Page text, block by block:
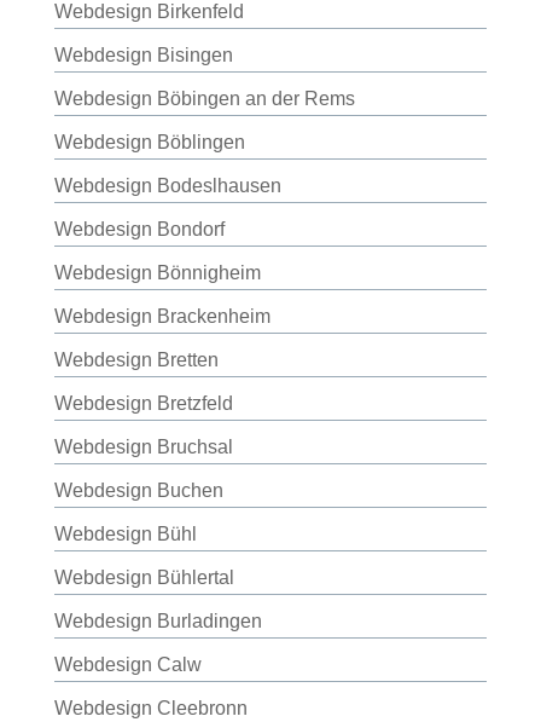
Webdesign Birkenfeld
Webdesign Bisingen
Webdesign Böbingen an der Rems
Webdesign Böblingen
Webdesign Bodeslhausen
Webdesign Bondorf
Webdesign Bönnigheim
Webdesign Brackenheim
Webdesign Bretten
Webdesign Bretzfeld
Webdesign Bruchsal
Webdesign Buchen
Webdesign Bühl
Webdesign Bühlertal
Webdesign Burladingen
Webdesign Calw
Webdesign Cleebronn